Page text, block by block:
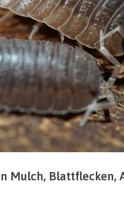
Mulch, Blattflecken,